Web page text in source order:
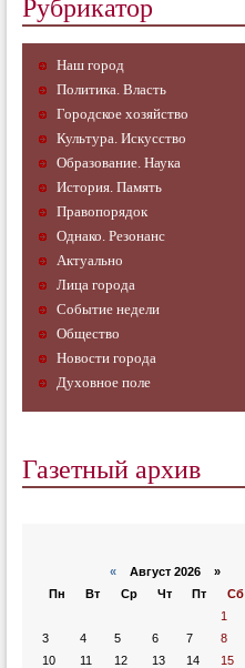
Наш город
Политика. Власть
Городское хозяйство
Культура. Искусство
Образование. Наука
История. Память
Правопорядок
Однако. Резонанс
Актуально
Лица города
Событие недели
Общество
Новости города
Духовное поле
Газетный архив
« Август 2026 »
Пн
Вт Ср Чт Пт Сб
1
3
4 5 6 7 8
10
11 12 13 14 15